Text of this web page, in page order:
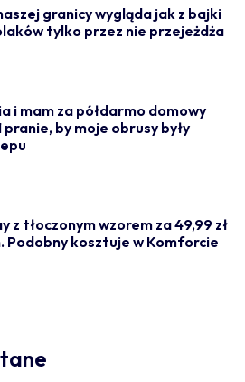
granicy wygląda jak z bajki
tylko przez nie przejeżdża
i mam za półdarmo domowy
by moje obrusy były
z tłoczonym wzorem za 49,99 zł
Podobny kosztuje w Komforcie